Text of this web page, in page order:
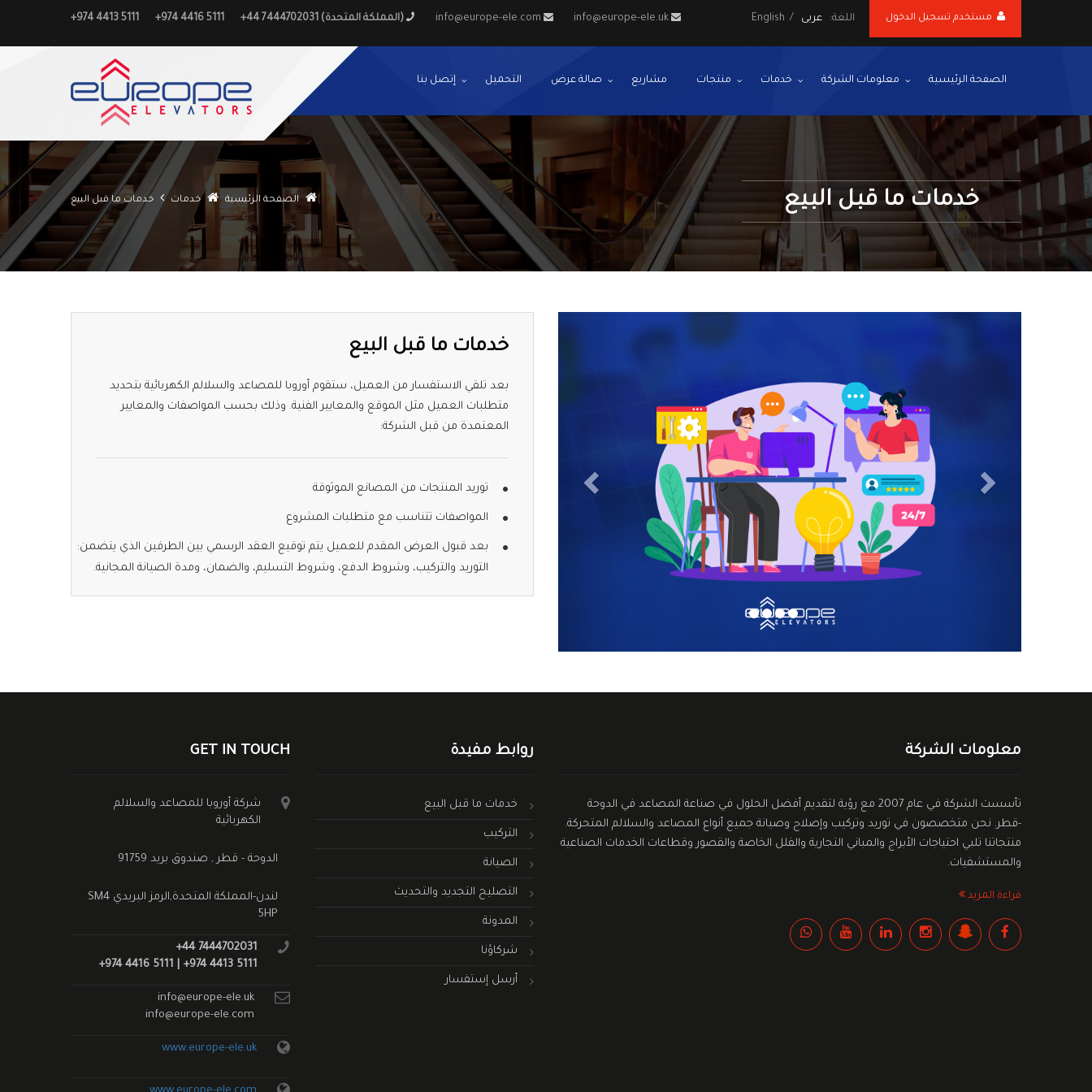
اللغة: عربى /
English +44 7444702031 (المملكة المتحدة) +974 4416 5111
+974 4413 5111
الصفحة الرئيسية معلومات الشركة خدمات منتجات مشاريع صالة عرض التحميل إتصل بنا
خدمات ما قبل البيع الصفحة الرئيسية خدمات خدمات ما قبل البيع
خدمات ما قبل البيع
بعد تلقي الاستفسار من العميل، ستقوم أوروبا للمصاعد والسلالم الكهربائية بتحديد
متطلبات العميل مثل الموقع والمعايير الفنية. وذلك بحسب المواصفات والمعايير
المعتمدة من قبل الشركة:
توريد المنتجات من المصانع الموثوقة
المواصفات تتناسب مع متطلبات المشروع
بعد قبول العرض المقدم للعميل يتم توقيع العقد الرسمي بين الطرفين الذي يتضمن:
التوريد والتركيب، وشروط الدفع، وشروط التسليم، والضمان، ومدة الصيانة المجانية.
معلومات الشركة
تأسست الشركة في عام 2007 مع رؤية لتقديم أفضل الحلول في صناعة المصاعد في الدوحة
-قطر. نحن متخصصون في توريد وتركيب وإصلاح وصيانة جميع أنواع المصاعد والسلالم المتحركة.
منتجاتنا تلبي احتياجات الأبراج والمباني التجارية والفلل الخاصة والقصور وقطاعات الخدمات الصناعية
والمستشفيات.
قراءة المزيد
روابط مفيدة
خدمات ما قبل البيع
التركيب
الصيانة
التصليح التجديد والتحديث
المدونة
شركاؤنا
أرسل إستفسار
GET IN TOUCH
شركة أوروبا للمصاعد والسلالم
الكهربائية
الدوحة - قطر , صندوق بريد 91759
لندن-المملكة المتحدة,الرمز البريدي SM4
5HP
+44 7444702031
+974 4416 5111 | +974 4413 5111
info@europe-ele.uk
info@europe-ele.com
www.europe-ele.uk